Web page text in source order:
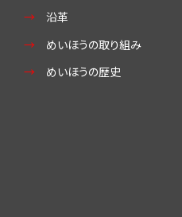
沿革
めいほうの取り組み
めいほうの歴史